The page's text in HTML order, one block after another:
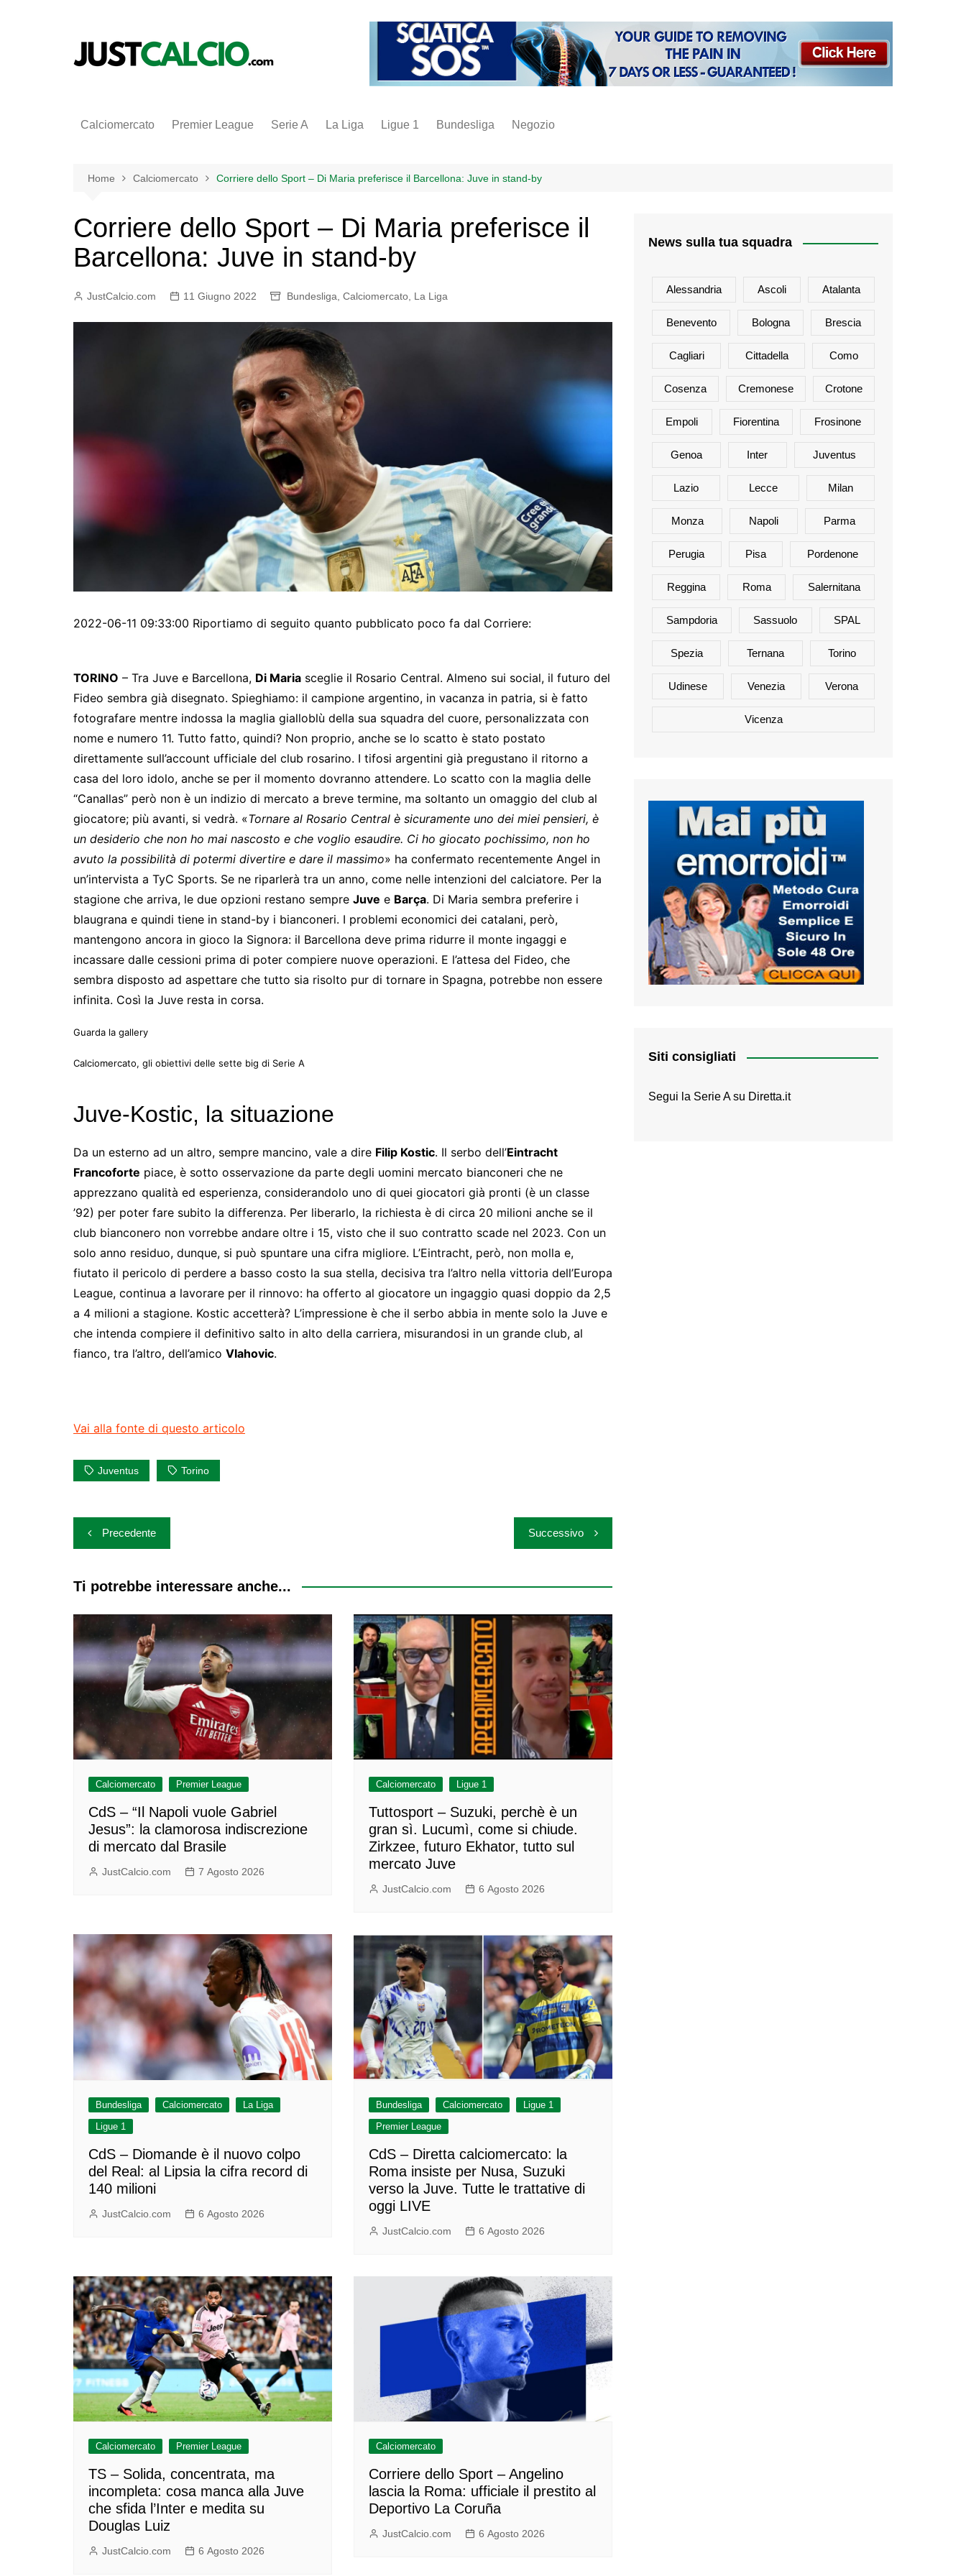
Calciomercato Premier League Serie A La Liga Ligue 1 Bundesliga Negozio
inter
napoli
Home Calciomercato Corriere dello Sport – Di Maria preferisce il Barcellona: Juve in stand-by
Corriere dello Sport – Di Maria preferisce il
Barcellona: Juve in stand-by
JustCalcio.com 11 Giugno 2022 Bundesliga Calciomercato La Liga
2022-06-11 09:33:00 Riportiamo di seguito quanto pubblicato poco fa dal Corriere:
TORINO – Tra Juve e Barcellona, Di Maria sceglie il Rosario Central. Almeno sui social, il futuro del
Fideo sembra già disegnato. Spieghiamo: il campione argentino, in vacanza in patria, si è fatto
fotografare mentre indossa la maglia gialloblù della sua squadra del cuore, personalizzata con
nome e numero 11. Tutto fatto, quindi? Non proprio, anche se lo scatto è stato postato
direttamente sull’account ufficiale del club rosarino. I tifosi argentini già pregustano il ritorno a
casa del loro idolo, anche se per il momento dovranno attendere. Lo scatto con la maglia delle
“Canallas” però non è un indizio di mercato a breve termine, ma soltanto un omaggio del club al
giocatore; più avanti, si vedrà. «Tornare al Rosario Central è sicuramente uno dei miei pensieri, è
un desiderio che non ho mai nascosto e che voglio esaudire. Ci ho giocato pochissimo, non ho
avuto la possibilità di potermi divertire e dare il massimo» ha confermato recentemente Angel in
un’intervista a TyC Sports. Se ne riparlerà tra un anno, come nelle intenzioni del calciatore. Per la
stagione che arriva, le due opzioni restano sempre Juve e Barça. Di Maria sembra preferire i
blaugrana e quindi tiene in stand-by i bianconeri. I problemi economici dei catalani, però,
mantengono ancora in gioco la Signora: il Barcellona deve prima ridurre il monte ingaggi e
incassare dalle cessioni prima di poter compiere nuove operazioni. E l’attesa del Fideo, che
sembra disposto ad aspettare che tutto sia risolto pur di tornare in Spagna, potrebbe non essere
infinita. Così la Juve resta in corsa.
Guarda la gallery
Calciomercato, gli obiettivi delle sette big di Serie A
Juve-Kostic, la situazione
Da un esterno ad un altro, sempre mancino, vale a dire Filip Kostic. Il serbo dell’Eintracht
Francoforte piace, è sotto osservazione da parte degli uomini mercato bianconeri che ne
apprezzano qualità ed esperienza, considerandolo uno di quei giocatori già pronti (è un classe
’92) per poter fare subito la differenza. Per liberarlo, la richiesta è di circa 20 milioni anche se il
club bianconero non vorrebbe andare oltre i 15, visto che il suo contratto scade nel 2023. Con un
solo anno residuo, dunque, si può spuntare una cifra migliore. L’Eintracht, però, non molla e,
fiutato il pericolo di perdere a basso costo la sua stella, decisiva tra l’altro nella vittoria dell’Europa
League, continua a lavorare per il rinnovo: ha offerto al giocatore un ingaggio quasi doppio da 2,5
a 4 milioni a stagione. Kostic accetterà? L’impressione è che il serbo abbia in mente solo la Juve e
che intenda compiere il definitivo salto in alto della carriera, misurandosi in un grande club, al
fianco, tra l’altro, dell’amico Vlahovic.
Vai alla fonte di questo articolo
Juventus Torino
Navigazione
articoli
Precedente Successivo
Ti potrebbe interessare anche...
Calciomercato Premier League
CdS – “Il Napoli vuole Gabriel
Jesus”: la clamorosa indiscrezione
di mercato dal Brasile
JustCalcio.com 7 Agosto 2026
Calciomercato Ligue 1
Tuttosport – Suzuki, perchè è un
gran sì. Lucumì, come si chiude.
Zirkzee, futuro Ekhator, tutto sul
mercato Juve
JustCalcio.com 6 Agosto 2026
Bundesliga Calciomercato
La Liga
Ligue 1
CdS – Diomande è il nuovo colpo
del Real: al Lipsia la cifra record di
140 milioni
JustCalcio.com 6 Agosto 2026
Bundesliga Calciomercato
Ligue 1
Premier League
CdS – Diretta calciomercato: la
Roma insiste per Nusa, Suzuki
verso la Juve. Tutte le trattative di
oggi LIVE
JustCalcio.com 6 Agosto 2026
Calciomercato Premier League
TS – Solida, concentrata, ma
incompleta: cosa manca alla Juve
che sfida l’Inter e medita su
Douglas Luiz
JustCalcio.com 6 Agosto 2026
Calciomercato
Corriere dello Sport – Angelino
lascia la Roma: ufficiale il prestito al
Deportivo La Coruña
JustCalcio.com 6 Agosto 2026
News sulla tua squadra
Alessandria Ascoli Atalanta
Benevento Bologna Brescia
Cagliari Cittadella Como
Cosenza Cremonese Crotone
Empoli Fiorentina Frosinone
Genoa Inter Juventus
Lazio Lecce Milan
Monza Napoli Parma
Perugia Pisa Pordenone
Reggina Roma Salernitana
Sampdoria Sassuolo SPAL
Spezia Ternana Torino
Udinese Venezia Verona
Vicenza
Siti consigliati
Segui la Serie A su Diretta.it